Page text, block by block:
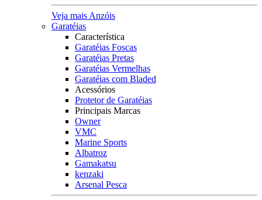
Veja mais Anzóis
Garatéias
Característica
Garatéias Foscas
Garatéias Pretas
Garatéias Vermelhas
Garatéias com Bladed
Acessórios
Protetor de Garatéias
Principais Marcas
Owner
VMC
Marine Sports
Albatroz
Gamakatsu
kenzaki
Arsenal Pesca